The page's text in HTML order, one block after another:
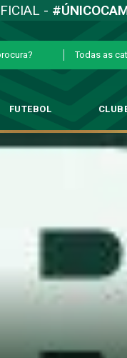
-
FUTEBOL
três